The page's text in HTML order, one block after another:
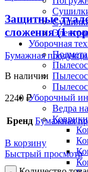
Уборочная
Уборочный
Ведра
Защитные
сложения (1
Бумажная
В наличии
2240 ₽
Бренд Бумажная
В корзину
Быстрый просмотр